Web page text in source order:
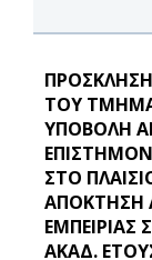
ΤΟΥ
ΥΠΟΒΟΛΗ
ΣΤΟ
ΑΠΟΚΤΗΣΗ
ΑΚΑΔ.